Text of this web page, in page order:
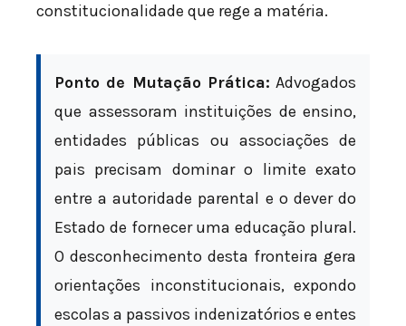
constitucionalidade que rege a matéria.
Ponto de Mutação Prática: Advogados
que assessoram instituições de ensino,
entidades públicas ou associações de
pais precisam dominar o limite exato
entre a autoridade parental e o dever do
Estado de fornecer uma educação plural.
O desconhecimento desta fronteira gera
orientações inconstitucionais, expondo
escolas a passivos indenizatórios e entes